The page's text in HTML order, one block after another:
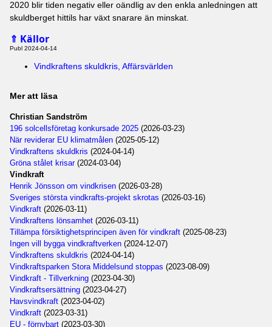
2020 blir tiden negativ eller oändlig av den enkla anledningen att
skuldberget hittils har växt snarare än minskat.
⇑ Källor
Publ 2024-04-14
Vindkraftens skuldkris, Affärsvärlden
Mer att läsa
Christian Sandström
196 solcellsföretag konkursade 2025 (2026-03-23)
När reviderar EU klimatmålen (2025-05-12)
Vindkraftens skuldkris (2024-04-14)
Gröna stålet krisar(2024-03-04)
Vindkraft
Henrik Jönsson om vindkrisen (2026-03-28)
Sveriges största vindkrafts-projekt skrotas (2026-03-16)
Vindkraft (2026-03-11)
Vindkraftens lönsamhet (2026-03-11)
Tillämpa försiktighetsprincipen även för vindkraft (2025-08-23)
Ingen vill bygga vindkraftverken (2024-12-07)
Vindkraftens skuldkris (2024-04-14)
Vindkraftsparken Stora Middelsund stoppas (2023-08-09)
Vindkraft - Tillverkning (2023-04-30)
Vindkraftsersättning (2023-04-27)
Havsvindkraft (2023-04-02)
Vindkraft (2023-03-31)
EU - förnybart (2023-03-30)